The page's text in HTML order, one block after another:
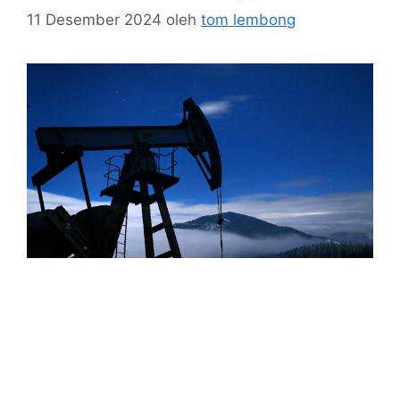
11 Desember 2024 oleh tom lembong